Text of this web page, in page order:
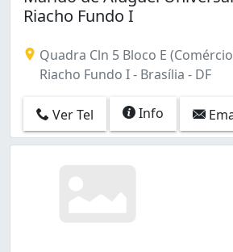
Riacho Fundo I
Quadra Cln 5 Bloco E
Riacho Fundo I - Brasília - DF
Ver Tel Info